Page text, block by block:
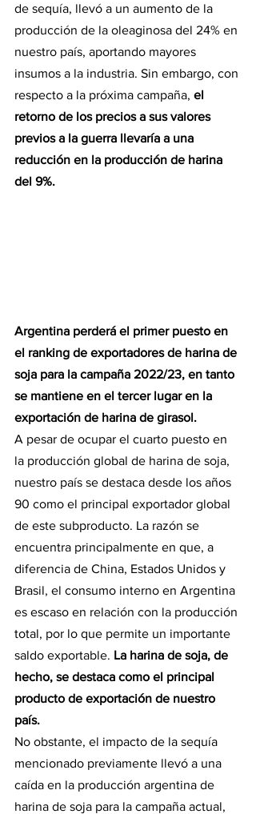
de sequía, llevó a un aumento de la
producción de la oleaginosa del 24% en
nuestro país, aportando mayores
insumos a la industria. Sin embargo, con
respecto a la próxima campaña, el
retorno de los precios a sus valores
previos a la guerra llevaría a una
reducción en la producción de harina
del 9%.
Argentina perderá el primer puesto en
el ranking de exportadores de harina de
soja para la campaña 2022/23, en tanto
se mantiene en el tercer lugar en la
exportación de harina de girasol.
A pesar de ocupar el cuarto puesto en
la producción global de harina de soja,
nuestro país se destaca desde los años
90 como el principal exportador global
de este subproducto. La razón se
encuentra principalmente en que, a
diferencia de China, Estados Unidos y
Brasil, el consumo interno en Argentina
es escaso en relación con la producción
total, por lo que permite un importante
saldo exportable. La harina de soja, de
hecho, se destaca como el principal
producto de exportación de nuestro
país.
No obstante, el impacto de la sequía
mencionado previamente llevó a una
caída en la producción argentina de
harina de soja para la campaña actual,